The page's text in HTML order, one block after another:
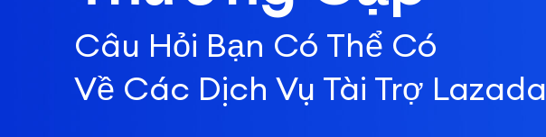
Câu Hỏi Bạn Có Thể Có
Về Các Dịch Vụ Tài Trợ Lazada